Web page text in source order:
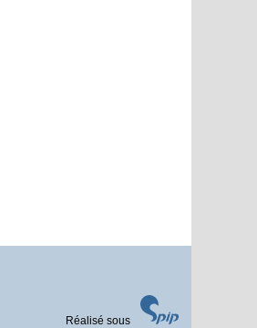
Réalisé sous